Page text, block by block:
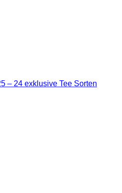
– 24 exklusive Tee Sorten